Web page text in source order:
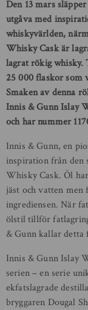
Den 13 mars
utgåva med
whiskyvärlden,
Whisky Cask är
lagrat rökig whisky.
25 000 flaskor som
Smaken av denna
Innis & Gunn Islay
och har nummer
Innis & Gunn, en
inspiration från den
Whisky Cask. Öl
jäst och vatten
ingrediensen. När
ölstil tillför
& Gunn kallar
Innis & Gunn Islay
serien – en serie
ekfatslagrade
bryggaren Dougal